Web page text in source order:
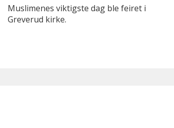
Muslimenes viktigste dag ble feiret i
Greverud kirke.